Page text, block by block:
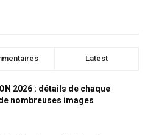
Latest
2026 : détails de chaque
nombreuses images